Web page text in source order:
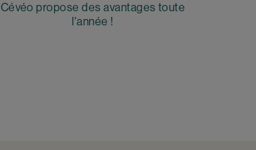
Cévéo propose des avantages toute
l'année !